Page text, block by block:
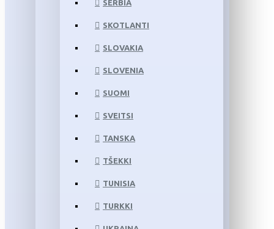
SERBIA
SKOTLANTI
SLOVAKIA
SLOVENIA
SUOMI
SVEITSI
TANSKA
TŠEKKI
TUNISIA
TURKKI